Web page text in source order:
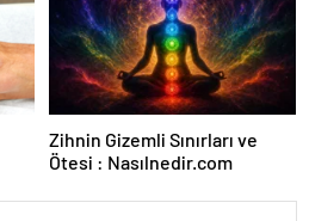
Zihnin Gizemli Sınırları ve
Ötesi : Nasılnedir.com